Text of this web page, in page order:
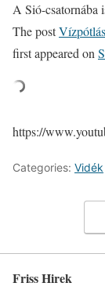
A Sió-csatornába
The post
first appeared on
https://
Categories: Vidék
Friss Hirek